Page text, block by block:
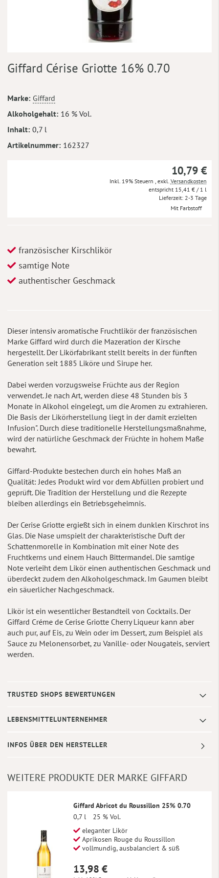
Anfang
springen
Giffard Cérise Griotte 16% 0.70
Mehr
Informationen
Marke Giffard
Alkoholgehalt 16 % Vol.
Inhalt 0,7 l
Artikelnummer 162327
10,79 €
Inkl. 19% Steuern exkl. Versandkosten
15,41 € / 1 l
Lieferzeit 2-3 Tage
Mit Farbstoff
französischer Kirschlikör
samtige Note
authentischer Geschmack
Dieser intensiv aromatische Fruchtlikör der französischen
Marke Giffard wird durch die Mazeration der Kirsche
hergestellt. Der Likörfabrikant stellt bereits in der fünften
Generation seit 1885 Liköre und Sirupe her.
Dabei werden vorzugsweise Früchte aus der Region
verwendet. Je nach Art, werden diese 48 Stunden bis 3
Monate in Alkohol eingelegt, um die Aromen zu extrahieren.
Die Basis der Likörherstellung liegt in der damit erzielten
Infusion". Durch diese traditionelle Herstellungsmaßnahme,
wird der natürliche Geschmack der Früchte in hohem Maße
bewahrt.
Giffard-Produkte bestechen durch ein hohes Maß an
Qualität: Jedes Produkt wird vor dem Abfüllen probiert und
geprüft. Die Tradition der Herstellung und die Rezepte
bleiben allerdings ein Betriebsgeheimnis.
Der Cerise Griotte ergießt sich in einem dunklen Kirschrot ins
Glas. Die Nase umspielt der charakteristische Duft der
Schattenmorelle in Kombination mit einer Note des
Fruchtkerns und einem Hauch Bittermandel. Die samtige
Note verleiht dem Likör einen authentischen Geschmack und
überdeckt zudem den Alkoholgeschmack. Im Gaumen bleibt
ein säuerlicher Nachgeschmack.
Likör ist ein wesentlicher Bestandteil von Cocktails. Der
Giffard Créme de Cerise Griotte Cherry Liqueur kann aber
auch pur, auf Eis, zu Wein oder im Dessert, zum Beispiel als
Sauce zu Melonensorbet, zu Vanille- oder Nougateis, serviert
werden.
TRUSTED SHOPS BEWERTUNGEN
LEBENSMITTELUNTERNEHMER
INFOS ÜBER DEN HERSTELLER
WEITERE PRODUKTE DER MARKE GIFFARD
Giffard Abricot du Roussillon 25% 0.70
0,7 l
25 % Vol.
eleganter Likör
Aprikosen Rouge du Roussillon
vollmundig, ausbalanciert & süß
13,98 €